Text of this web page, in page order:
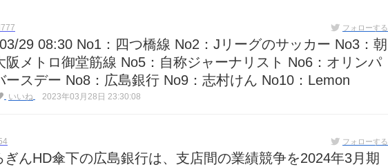
フォローする
29 08:30 No1：四つ橋線 No2：Jリーグのサッカー No3：朝
阪メトロ御堂筋線 No5：自称ジャーナリスト No6：オリンパ
ースデー No8：広島銀行 No9：志村けん No10：Lemon
いいね 2023年03月28日 23:30:08
フォローする
ぎんHD傘下の広島銀行は、支店間の業績競争を2024年3月期